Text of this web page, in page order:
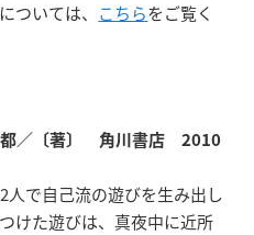
ついては、 こちらをご覧く
／〔著〕 角川書店 2010
人で自己流の遊びを生み出し
けた遊びは、真夜中に近所